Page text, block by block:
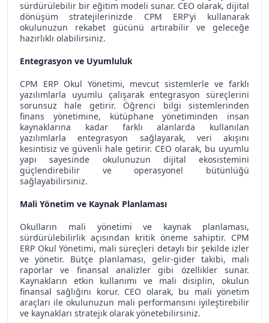
sürdürülebilir bir eğitim modeli sunar. CEO olarak, dijital
dönüşüm stratejilerinizde CPM ERP'yi kullanarak
okulunuzun rekabet gücünü artırabilir ve geleceğe
hazırlıklı olabilirsiniz.
Entegrasyon ve Uyumluluk
CPM ERP Okul Yönetimi, mevcut sistemlerle ve farklı
yazılımlarla uyumlu çalışarak entegrasyon süreçlerini
sorunsuz hale getirir. Öğrenci bilgi sistemlerinden
finans yönetimine, kütüphane yönetiminden insan
kaynaklarına kadar farklı alanlarda kullanılan
yazılımlarla entegrasyon sağlayarak, veri akışını
kesintisiz ve güvenli hale getirir. CEO olarak, bu uyumlu
yapı sayesinde okulunuzun dijital ekosistemini
güçlendirebilir ve operasyonel bütünlüğü
sağlayabilirsiniz.
Mali Yönetim ve Kaynak Planlaması
Okulların mali yönetimi ve kaynak planlaması,
sürdürülebilirlik açısından kritik öneme sahiptir. CPM
ERP Okul Yönetimi, mali süreçleri detaylı bir şekilde izler
ve yönetir. Bütçe planlaması, gelir-gider takibi, mali
raporlar ve finansal analizler gibi özellikler sunar.
Kaynakların etkin kullanımı ve mali disiplin, okulun
finansal sağlığını korur. CEO olarak, bu mali yönetim
araçları ile okulunuzun mali performansını iyileştirebilir
ve kaynakları stratejik olarak yönetebilirsiniz.